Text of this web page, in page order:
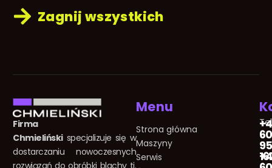
Zagnij wszystkich
Firma
Chmielińskispecjalizuje się w
dostarczaniu nowoczesnych
rozwiązań do obróbki blachy tj.
Menu
Strona główna
Maszyny
Serwis